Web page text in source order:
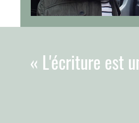
« L'écriture est